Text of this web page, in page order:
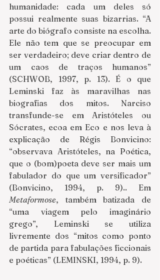
humanidade: cada um deles só
possui realmente suas bizarrias. “A
arte do biógrafo consiste na escolha.
Ele não tem que se preocupar em
ser verdadeiro; deve criar dentro de
um caos de traços humanos”
(SCHWOB, 1997, p. 13). É o que
Leminski faz às maravilhas nas
biografias dos mitos. Narciso
transfunde-se em Aristóteles ou
Sócrates, ecoa em Eco e nos leva à
explicação de Régis Bonvicino:
“observava Aristóteles, na Poética,
que o (bom)poeta deve ser mais um
fabulador do que um versificador”
Metaformose, também batizada de
“uma viagem pelo imaginário
grego”, Leminski se utiliza
livremente dos “mitos como ponto
de partida para fabulações ficcionais
e poéticas” (LEMINSKI, 1994, p. 9).